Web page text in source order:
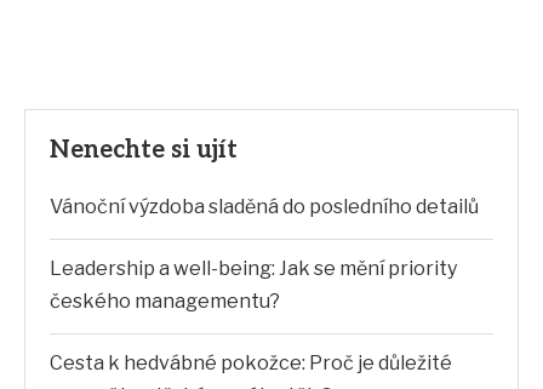
Nenechte si ujít
Vánoční výzdoba sladěná do posledního detailů
Leadership a well-being: Jak se mění priority
českého managementu?
Cesta k hedvábné pokožce: Proč je důležité